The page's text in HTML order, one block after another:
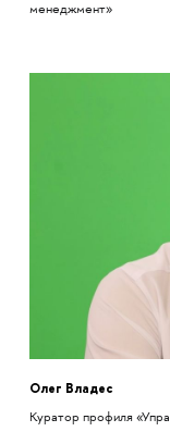
менеджмент»
Олег Владес
Куратор профиля